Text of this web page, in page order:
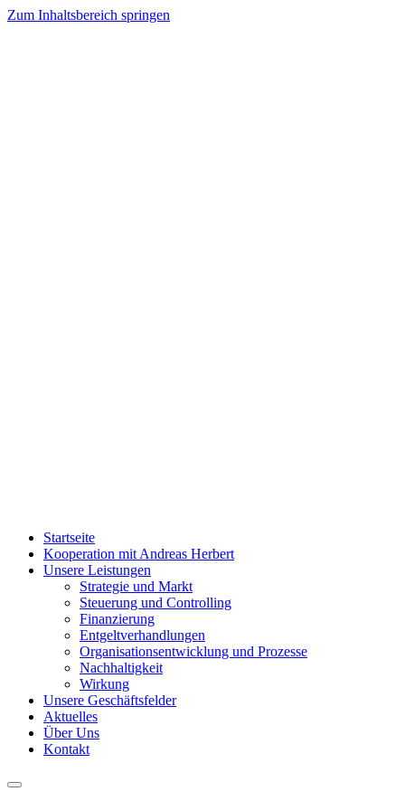
Zum Inhaltsbereich springen
Startseite
Kooperation mit Andreas Herbert
Unsere Leistungen
Strategie und Markt
Steuerung und Controlling
Finanzierung
Entgeltverhandlungen
Organisationsentwicklung und Prozesse
Nachhaltigkeit
Wirkung
Unsere Geschäftsfelder
Aktuelles
Über Uns
Kontakt